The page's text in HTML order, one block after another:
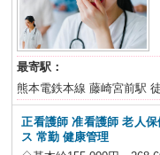
最寄駅：
熊本電鉄本線 藤崎宮前駅
正看護師 准看護師 老人
ス 常勤 健康管理